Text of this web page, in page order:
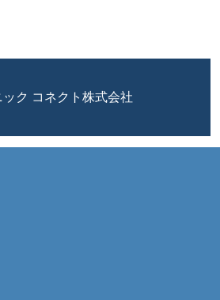
ク コネクト株式会社